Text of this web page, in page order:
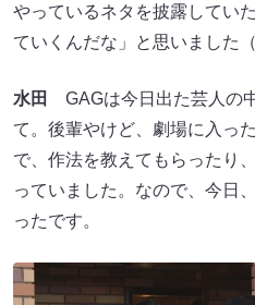
やっているネタを披露してい
ていくんだな」と思いました（
水田
GAGは今日出た芸人の
て。後輩やけど、劇場に入っ
で、作法を教えてもらったり
っていました。なので、今日
ったです。